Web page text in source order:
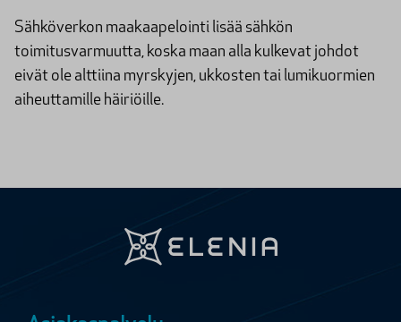
Sähköverkon maakaapelointi lisää sähkön
toimitusvarmuutta, koska maan alla kulkevat johdot
eivät ole alttiina myrskyjen, ukkosten tai lumikuormien
aiheuttamille häiriöille.